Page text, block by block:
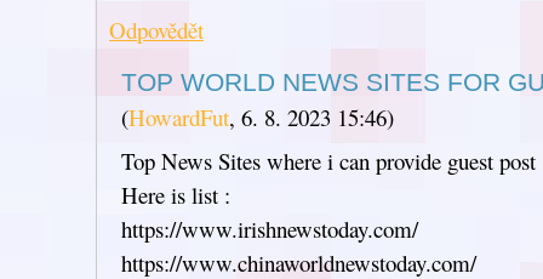
Odpovědět
TOP WORLD NEWS SITES FOR
(HowardFut, 6. 8. 2023 15:46)
Top News Sites where i can provide guest post
Here is list :
https://www.irishnewstoday.com/
https://www.chinaworldnewstoday.com/